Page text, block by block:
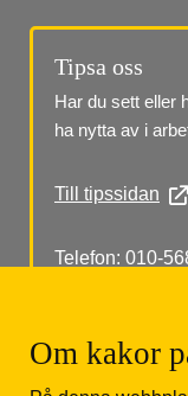
Tipsa oss
Har du sett eller
ha nytta av i
Till tipssidan
Telefon: 010-
Om kakor